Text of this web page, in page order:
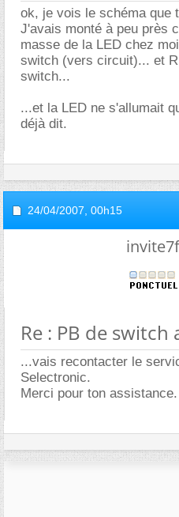
ok, je vois le schéma que
J'avais monté à peu près
masse de la LED chez
switch (vers circuit)... et
switch...
...et la LED ne s'allumait
déjà dit.
24/04/2007, 00h15
Re : PB de
...vais recontacter le
Selectronic.
Merci pour ton assistance.